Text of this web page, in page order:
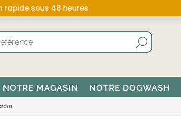
rapide sous 48 heures
NOTRE MAGASIN NOTRE DOGWASH